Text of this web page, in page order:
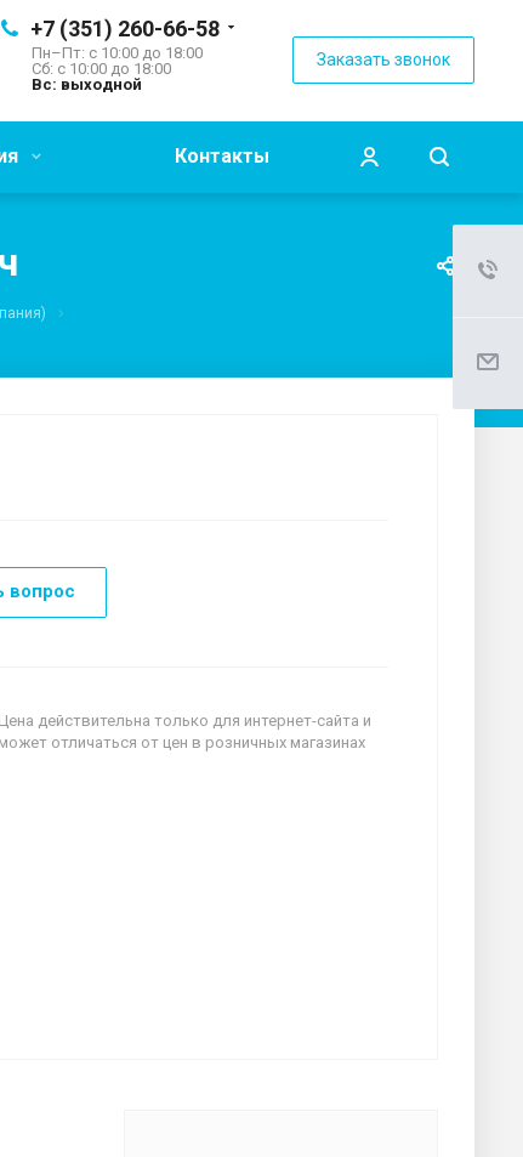
+7 (351) 260-66-58
Пн–Пт: с 10:00 до 18:00
Сб: с 10:00 до 18:00
Вс: выходной
Заказать звонок
Контакты
вопрос
Цена действительна только для интернет-сайта и
может отличаться от цен в розничных магазинах